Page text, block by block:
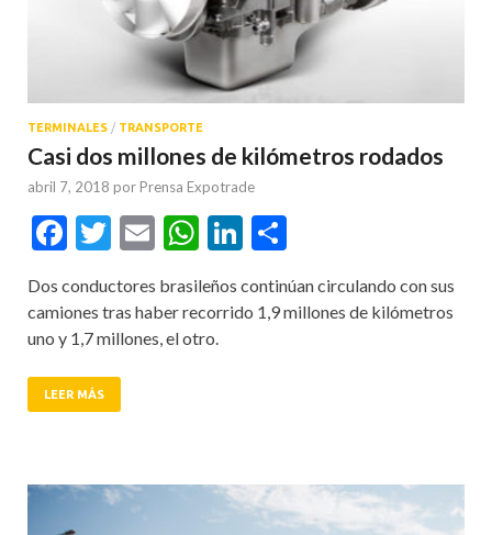
TERMINALES / TRANSPORTE
Casi dos millones de kilómetros rodados
abril 7, 2018 por Prensa Expotrade
Facebook
Twitter
EmailWhatsApp
LinkedIn
Dos conductores brasileños continúan circulando con sus
camiones tras haber recorrido 1,9 millones de kilómetros
uno y 1,7 millones, el otro.
LEER MÁS